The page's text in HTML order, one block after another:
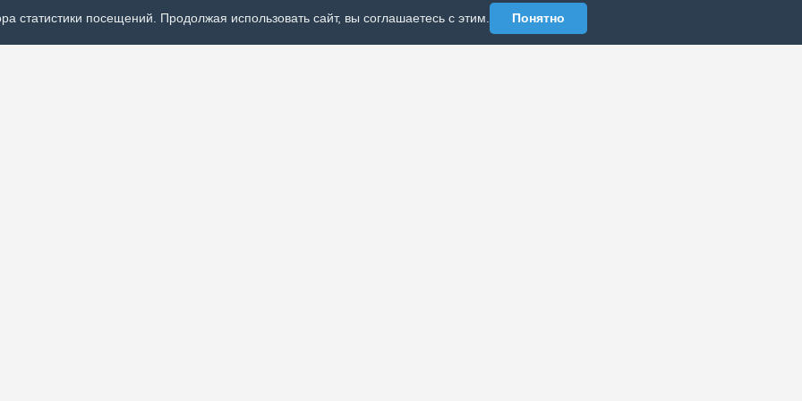
статистики посещений. Продолжая использовать сайт, вы соглашаетесь с этим. Понятно